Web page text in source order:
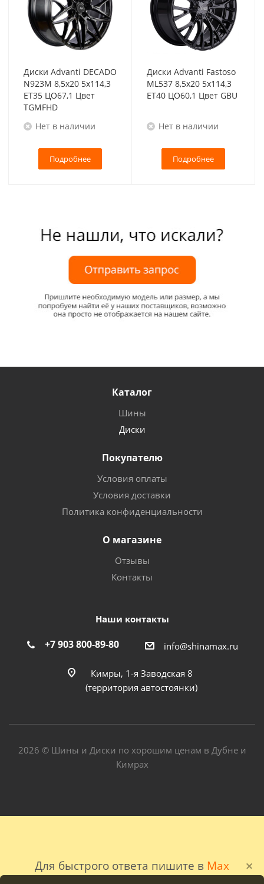
Для быстрого ответа пишите в Max
Диски Advanti DECADO
N923M 8,5x20 5x114,3
ET35 ЦО67,1 Цвет
TGMFHD
Нет в наличии
Подробнее
Диски Advanti Fastoso
ML537 8,5x20 5x114,3
ET40 ЦО60,1 Цвет GBU
Нет в наличии
Подробнее
Каталог
Шины
Диски
Покупателю
Условия оплаты
Условия доставки
Политика конфиденциальности
О магазине
Отзывы
Контакты
Наши контакты
+7 903 800-89-80 info@shinamax.ru
Кимры, 1-я Заводская 8
(территория автостоянки)
2026 © Шины и Диски по хорошим ценам в Дубне и
Кимрах